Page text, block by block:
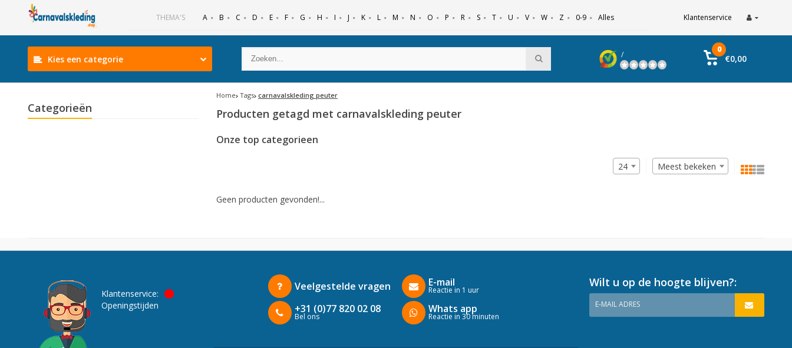
THEMA'S A B C D E F G H I J K L M N O P R S T U V W Z 0-9 Alles Klantenservice
Kies een categorie /
0
€0,00
Categorieën
Home Tags carnavalskleding peuter
Producten getagd met carnavalskleding peuter
Onze top categorieen
Meest bekeken
24
Geen producten gevonden!...
Klantenservice:
Openingstijden
Veelgestelde vragen
+31 (0)77 820 02 08
Bel ons
E-mail
Reactie in 1 uur
Whats app
Reactie in 30 minuten
Wilt u op de hoogte blijven?:
E-MAIL ADRES